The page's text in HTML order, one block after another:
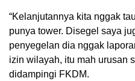
“Kelanjutannya kita nggak
punya tower. Disegel saya
penyegelan dia nggak
izin wilayah, itu mah urusan
didampingi FKDM.